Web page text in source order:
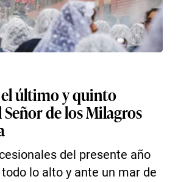
último y quinto
de los Milagros
del presente año
lo alto y ante un mar de